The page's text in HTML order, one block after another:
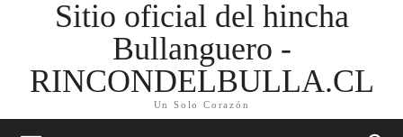
Sitio oficial del hincha
Bullanguero -
RINCONDELBULLA.CL
Un Solo Corazón